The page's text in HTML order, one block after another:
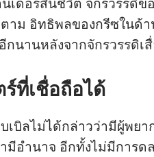
ตาม อิทธิพล​ของ​กรีซ​ใน​ด้
นาน​หลัง​จาก​จักรวรรดิ​เ
ที่​เชื่อถือ​ได้
เบิล​ไม่​ได้​กล่าว​ว่า​มี​ผู้​พย
อำนาจ อีก​ทั้ง​ไม่​มี​การ​ด